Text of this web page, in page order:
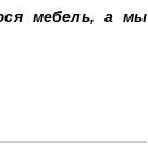
мебель, а мы